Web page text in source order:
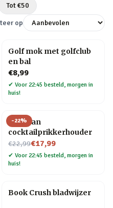
Tot €50
op
Golf mok met golfclub
en bal
€8,99
✔ Voor 22:45 besteld, morgen in
huis!
-22%
Pelikaan
cocktailprikkerhouder
€22,99
Nu voor€17,99
✔ Voor 22:45 besteld, morgen in
huis!
Book Crush bladwijzer